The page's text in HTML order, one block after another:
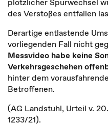
des Verstoßes entfallen
Derartige entlastende
vorliegenden Fall nicht
Messvideo habe keine
Verkehrsgeschehen
hinter dem
Betroffenen.
(AG Landstuhl, Urteil v.
1233/21).